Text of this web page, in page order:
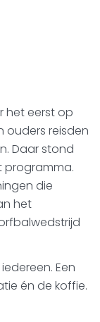
het eerst op
ouders reisden
Daar stond
programma.
die
het
Een
én de koffie.